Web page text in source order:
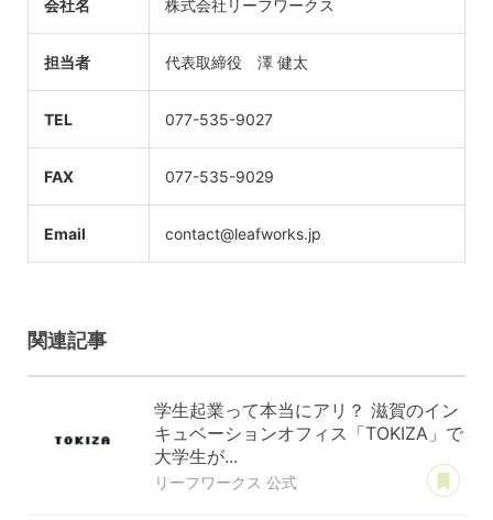
会社名 株式会社リーフワークス
担当者 代表取締役 澤 健太
TEL 077-535-9027
FAX 077-535-9029
Email contact@leafworks.jp
関連記事
学生起業って本当にアリ？ 滋賀のイン
キュベーションオフィス「TOKIZA」で
大学生が...
リーフワークス 公式